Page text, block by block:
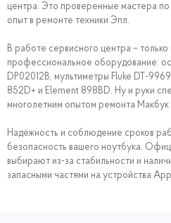
центра. Это проверенные мастера
опыт в ремонте техники Эпл.
В работе сервисного центра –
профессиональное оборудование:
DP02012B, мультиметры Fluke DT-
852D+ и Element 898BD. Ну и руки
многолетним опытом ремонта Макбук
Надёжность и соблюдение сроков
безопасность вашего ноутбука.
выбирают из-за стабильности и
запасными частями на устройства